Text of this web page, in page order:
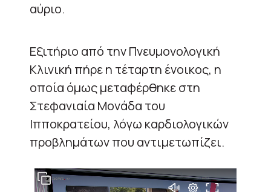
αύριο.
Εξιτήριο από την Πνευμονολογική
Κλινική πήρε η τέταρτη ένοικος, η
οποία όμως μεταφέρθηκε στη
Στεφανιαία Μονάδα του
Ιπποκρατείου, λόγω καρδιολογικών
προβλημάτων που αντιμετωπίζει.